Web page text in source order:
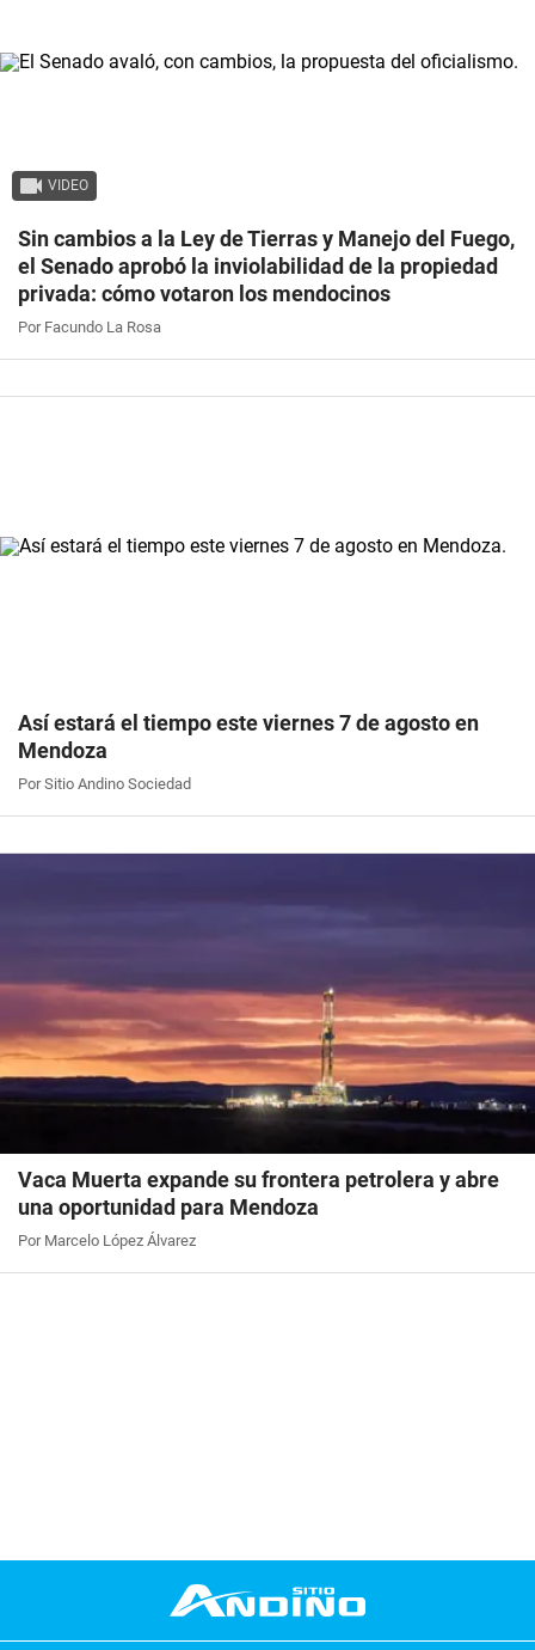
VIDEO
Sin cambios a la Ley de Tierras y Manejo del Fuego,
el Senado aprobó la inviolabilidad de la propiedad
privada: cómo votaron los mendocinos
Por Facundo La Rosa
Así estará el tiempo este viernes 7 de agosto en
Mendoza
Por Sitio Andino Sociedad
Vaca Muerta expande su frontera petrolera y abre
una oportunidad para Mendoza
Por Marcelo López Álvarez